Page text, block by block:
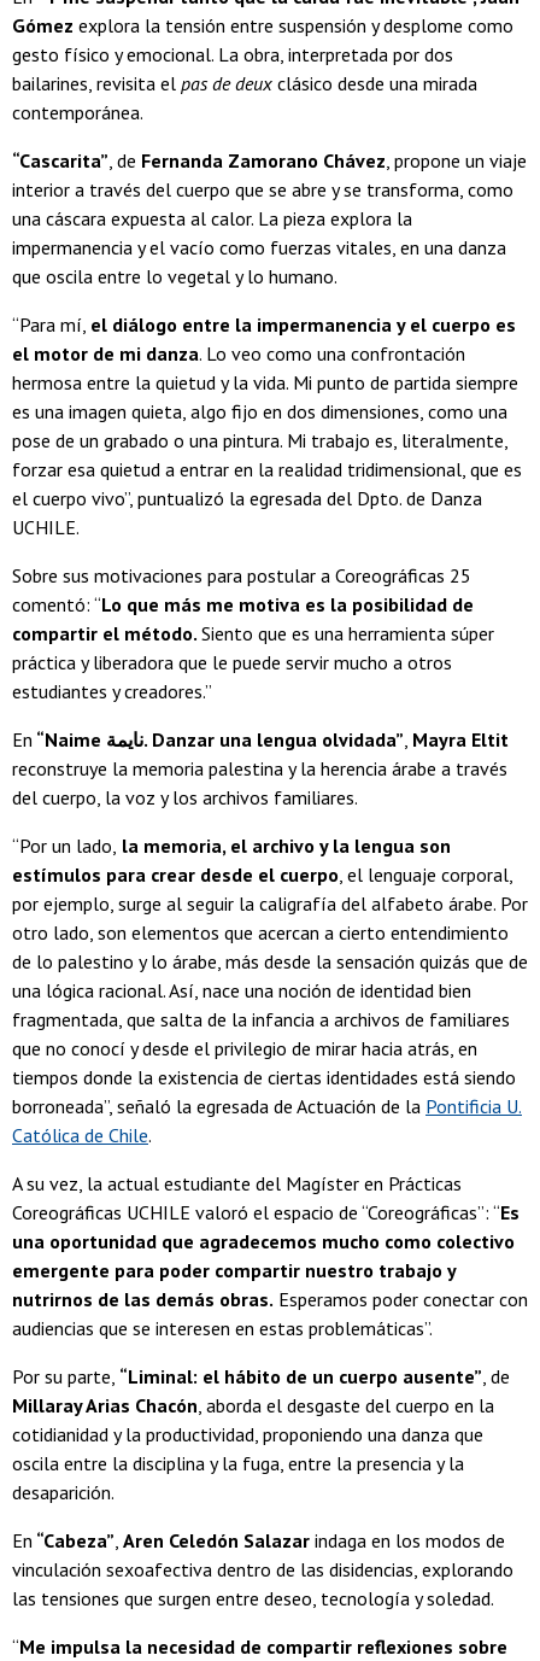
Gómez explora la tensión entre suspensión y desplome como
gesto físico y emocional. La obra, interpretada por dos
bailarines, revisita el pas de deux clásico desde una mirada
contemporánea.
“Cascarita” , de Fernanda Zamorano Chávez , propone un viaje
interior a través del cuerpo que se abre y se transforma, como
una cáscara expuesta al calor. La pieza explora la
impermanencia y el vacío como fuerzas vitales, en una danza
que oscila entre lo vegetal y lo humano.
“Para mí, el diálogo entre la impermanencia y el cuerpo es
el motor de mi danza. Lo veo como una confrontación
hermosa entre la quietud y la vida. ​Mi punto de partida siempre
es una imagen quieta, algo fijo en dos dimensiones, como una
pose de un grabado o una pintura. Mi trabajo es, literalmente,
forzar esa quietud a entrar en la realidad tridimensional, que es
el cuerpo vivo”, puntualizó la egresada del Dpto. de Danza
UCHILE.
Sobre sus motivaciones para postular a Coreográficas 25
comentó: “Lo que más me motiva es la posibilidad de
compartir el método. Siento que es una herramienta súper
práctica y liberadora que le puede servir mucho a otros
estudiantes y creadores.”
En
“Naime نايمة. Danzar una lengua olvidada” Mayra Eltit
reconstruye la memoria palestina y la herencia árabe a través
del cuerpo, la voz y los archivos familiares.
“Por un lado, la memoria, el archivo y la lengua son
estímulos para crear desde el cuerpo , el lenguaje corporal,
por ejemplo, surge al seguir la caligrafía del alfabeto árabe. Por
otro lado, son elementos que acercan a cierto entendimiento
de lo palestino y lo árabe, más desde la sensación quizás que de
una lógica racional. Así, nace una noción de identidad bien
fragmentada, que salta de la infancia a archivos de familiares
que no conocí y desde el privilegio de mirar hacia atrás, en
tiempos donde la existencia de ciertas identidades está siendo
borroneada”, señaló la egresada de Actuación de la Pontificia U.
Católica de Chile.
A su vez, la actual estudiante del Magíster en Prácticas
Coreográficas UCHILE valoró el espacio de “Coreográficas”: “Es
una oportunidad que agradecemos mucho como colectivo
emergente para poder compartir nuestro trabajo y
nutrirnos de las demás obras. Esperamos poder conectar con
audiencias que se interesen en estas problemáticas”.
Por su parte, “Liminal: el hábito de un cuerpo ausente” , de
Millaray Arias Chacón , aborda el desgaste del cuerpo en la
cotidianidad y la productividad, proponiendo una danza que
oscila entre la disciplina y la fuga, entre la presencia y la
desaparición.
En “Cabeza” Aren Celedón Salazar indaga en los modos de
vinculación sexoafectiva dentro de las disidencias, explorando
las tensiones que surgen entre deseo, tecnología y soledad.
“Me impulsa la necesidad de compartir reflexiones sobre